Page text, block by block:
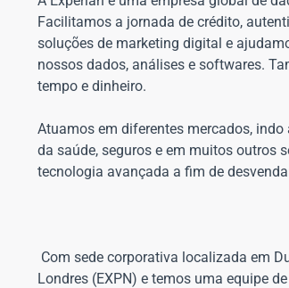
Facilitamos a jornada de crédito,
soluções de marketing digital e
nossos dados, análises e softwares.
tempo e dinheiro.
Atuamos em diferentes mercados,
da saúde, seguros e em muitos outros
tecnologia avançada a fim de
Com sede corporativa localizada em
Londres (EXPN) e temos uma equipe